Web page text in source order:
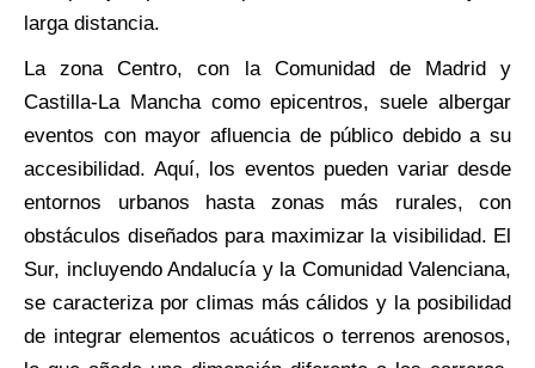
larga distancia.
La zona Centro, con la Comunidad de Madrid y
Castilla-La Mancha como epicentros, suele albergar
eventos con mayor afluencia de público debido a su
accesibilidad. Aquí, los eventos pueden variar desde
entornos urbanos hasta zonas más rurales, con
obstáculos diseñados para maximizar la visibilidad. El
Sur, incluyendo Andalucía y la Comunidad Valenciana,
se caracteriza por climas más cálidos y la posibilidad
de integrar elementos acuáticos o terrenos arenosos,